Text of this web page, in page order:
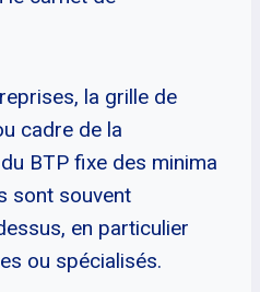
la grille de
cadre de la
BTP fixe des minima
sont souvent
en particulier
ou spécialisés.